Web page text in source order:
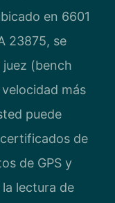
en 6601
23875, se
(bench
más
puede
de
de GPS y
lectura de